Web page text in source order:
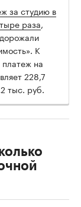
за студию в
раза,
К
на
228,7
тыс. руб.